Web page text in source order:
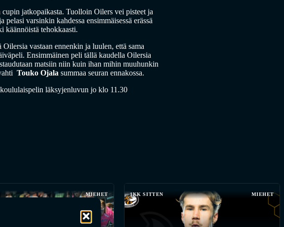
jatkopaikasta. Tuolloin Oilers vei pisteet ja
varsinkin kahdessa ensimmäisessä erässä
käännöistä tehokkaasti.
vastaan ennenkin ja luulen, että sama
Ensimmäinen peli tällä kaudella Oilersia
matsiin niin kuin ihan mihin muuhunkin
Touko Ojala summaa seuran ennakossa.
läksyjenluvun jo klo 11.30
MIEHET 1KK SITTEN MIEHET